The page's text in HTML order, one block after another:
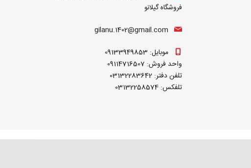
فروشگاه گیلانو
gilanu.1402@gmail.com
موبایل: 09133949853
واحد فروش: 09114716507
تلفن دفتر: 03132283642
تلفکس: 03132258574